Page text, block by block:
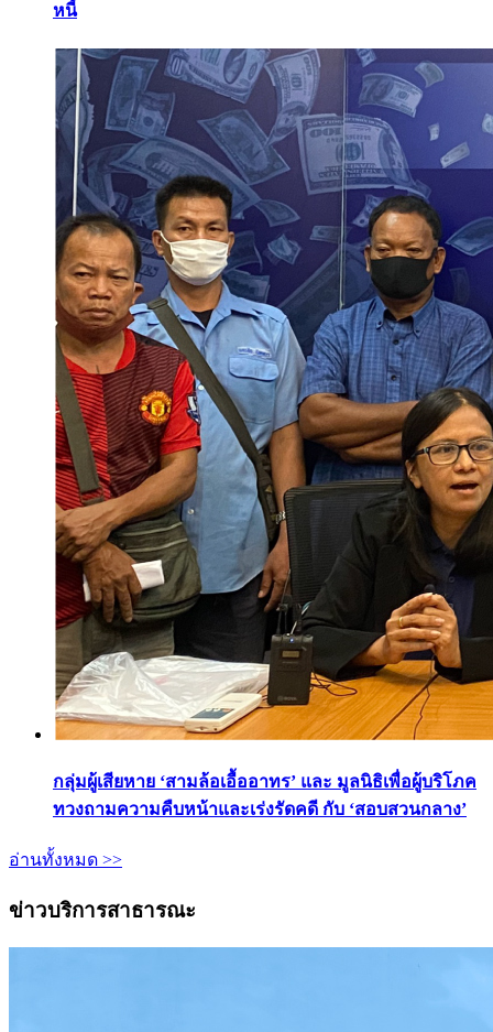
หนี้
กลุ่มผู้เสียหาย ‘สามล้อเอื้ออาทร’ และ มูลนิธิเพื่อผู้บริโภค
ทวงถามความคืบหน้าและเร่งรัดคดี กับ ‘สอบสวนกลาง’
อ่านทั้งหมด >>
ข่าวบริการสาธารณะ